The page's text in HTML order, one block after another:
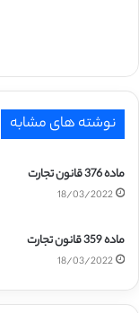
نوشته های مشابه
ماده 376 قانون تجارت
18/03/2022
ماده 359 قانون تجارت
18/03/2022